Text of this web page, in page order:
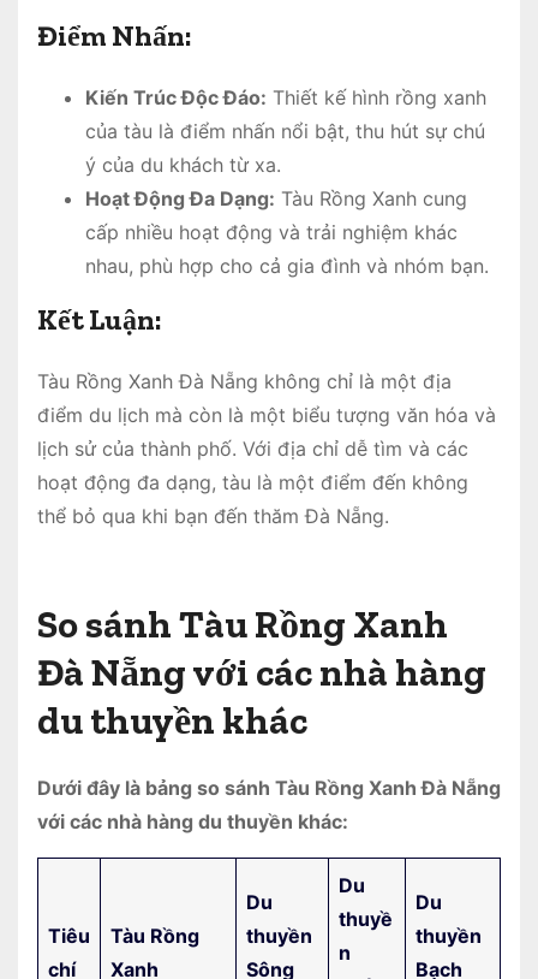
Điểm Nhấn:
Kiến Trúc Độc Đáo: Thiết kế hình rồng xanh
của tàu là điểm nhấn nổi bật, thu hút sự chú
ý của du khách từ xa.
Hoạt Động Đa Dạng: Tàu Rồng Xanh cung
cấp nhiều hoạt động và trải nghiệm khác
nhau, phù hợp cho cả gia đình và nhóm bạn.
Kết Luận:
Tàu Rồng Xanh Đà Nẵng không chỉ là một địa
điểm du lịch mà còn là một biểu tượng văn hóa và
lịch sử của thành phố. Với địa chỉ dễ tìm và các
hoạt động đa dạng, tàu là một điểm đến không
thể bỏ qua khi bạn đến thăm Đà Nẵng.
So sánh Tàu Rồng Xanh
Đà Nẵng với các nhà hàng
du thuyền khác
Dưới đây là bảng so sánh Tàu Rồng Xanh Đà Nẵng
với các nhà hàng du thuyền khác:
Tiêu
chí
Tàu Rồng
Xanh
Du
thuyền
Sông
Du
thuyề
n
Du
thuyền
Bạch